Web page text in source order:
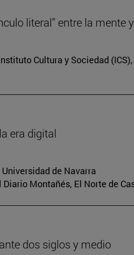
literal” entre la mente
Cultura y Sociedad
era digital
de Navarra
Diario Montañés, El Norte de
dos siglos y medio